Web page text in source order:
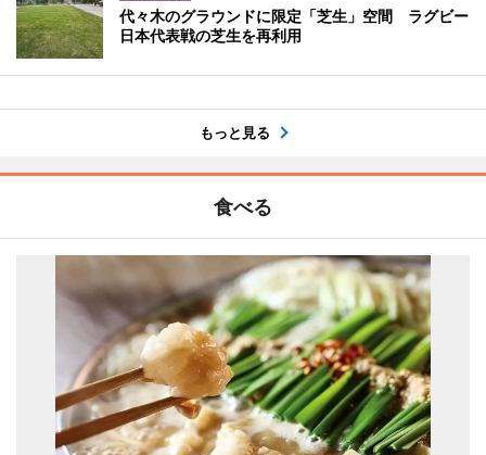
代々木のグラウンドに限定「芝生」空間 ラグビー
日本代表戦の芝生を再利用
もっと見る
食べる